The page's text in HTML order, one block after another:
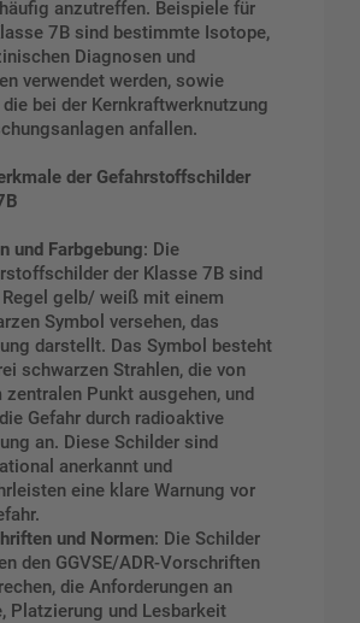
anzutreffen. Beispiele für
7B sind bestimmte Isotope,
Diagnosen und
verwendet werden, sowie
bei der Kernkraftwerknutzung
anfallen.
der Gefahrstoffschilder
und Farbgebung: Die
der Klasse 7B sind
Regel gelb/ weiß mit einem
Symbol versehen, das
darstellt. Das Symbol besteht
schwarzen Strahlen, die von
zentralen Punkt ausgehen, und
Gefahr durch radioaktive
an. Diese Schilder sind
anerkannt und
eine klare Warnung vor
und Normen: Die Schilder
den GGVSE/ADR-Vorschriften
die Anforderungen an
Platzierung und Lesbarkeit